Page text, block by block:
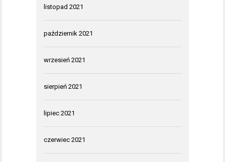
listopad 2021
październik 2021
wrzesień 2021
sierpień 2021
lipiec 2021
czerwiec 2021